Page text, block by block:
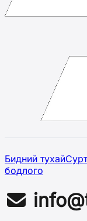
Бидний тухай
бодлого